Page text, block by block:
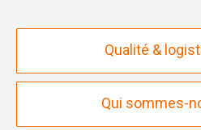
Qualité &
Qui sommes-